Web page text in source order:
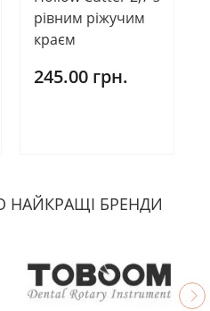
рівним ріжучим
краєм
245.00 грн.
БРЕНДИ